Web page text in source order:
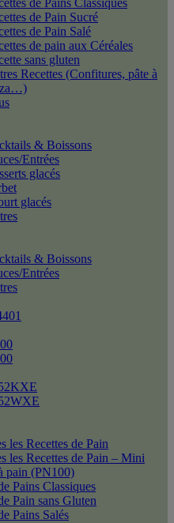
de Pains Classiques
de Pain Sucré
de Pain Salé
de pain aux Céréales
sans gluten
Recettes (Confitures, pâte à
& Boissons
Entrées
glacés
glacés
& Boissons
Entrées
les Recettes de Pain
les Recettes de Pain – Mini
pain (PN100)
Pains Classiques
Pain sans Gluten
Pains Salés